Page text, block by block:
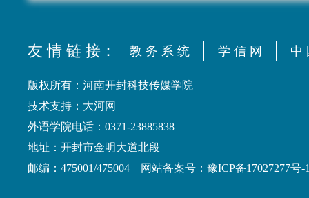
友 情 链 接： 教 务 系 统 学 信 网 中
版权所有：河南开封科技传媒学院
技术支持：大河网
外语学院电话：0371-23885838
地址：开封市金明大道北段
邮编：475001/475004 网站备案号：豫ICP备17027277号-